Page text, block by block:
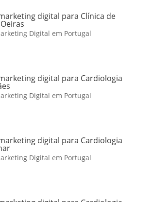
digital para Clínica de
Digital em Portugal
digital para Cardiologia
Digital em Portugal
digital para Cardiologia
Digital em Portugal